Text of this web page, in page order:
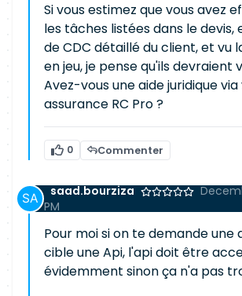
Si vous estimez que vous avez
les tâches listées dans le devis,
de CDC détaillé du client, et vu
en jeu, je pense qu'ils devraient
Avez-vous une aide juridique
assurance RC Pro ?
0 Commenter
saad.bourziza
PM
Pour moi si on te demande une
cible une Api, l'api doit être
évidemment sinon ça n'a pas